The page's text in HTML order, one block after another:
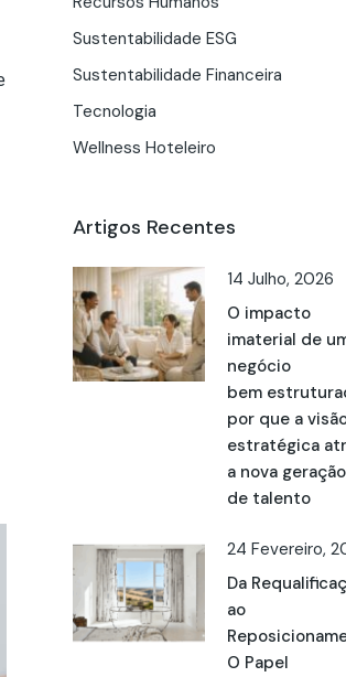
Sustentabilidade ESG
Sustentabilidade Financeira
Tecnologia
Wellness Hoteleiro
Artigos Recentes
14 Julho, 2026
O impacto
imaterial de
negócio
bem
por que a
estratégica
a nova geração
de talento
24 Fevereiro,
Da
ao
O Papel